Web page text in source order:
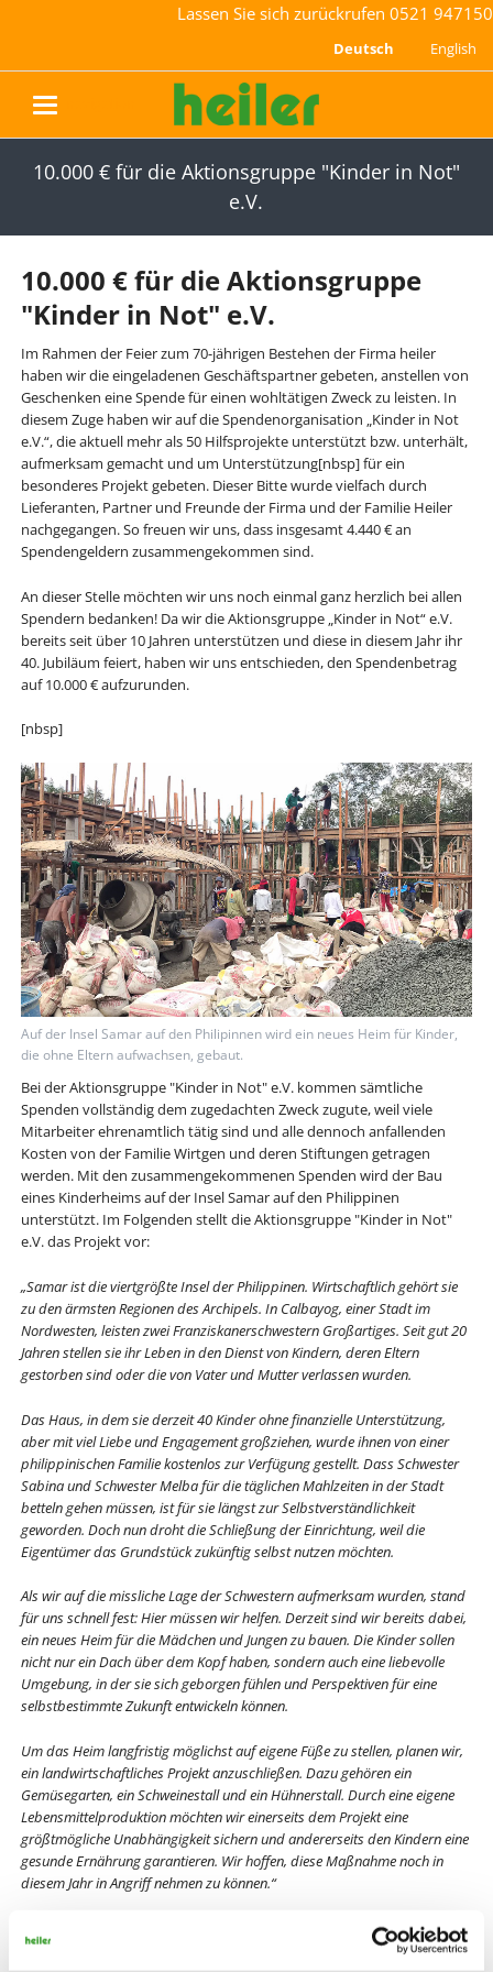
Lassen Sie sich zurückrufen 0521 947150
Deutsch English
10.000 € für die Aktionsgruppe "Kinder in Not"
e.V.
10.000 € für die Aktionsgruppe
"Kinder in Not" e.V.
Im Rahmen der Feier zum 70-jährigen Bestehen der Firma heiler
haben wir die eingeladenen Geschäftspartner gebeten, anstellen von
Geschenken eine Spende für einen wohltätigen Zweck zu leisten. In
diesem Zuge haben wir auf die Spendenorganisation „Kinder in Not
e.V.“, die aktuell mehr als 50 Hilfsprojekte unterstützt bzw. unterhält,
aufmerksam gemacht und um Unterstützung[nbsp] für ein
besonderes Projekt gebeten. Dieser Bitte wurde vielfach durch
Lieferanten, Partner und Freunde der Firma und der Familie Heiler
nachgegangen. So freuen wir uns, dass insgesamt 4.440 € an
Spendengeldern zusammengekommen sind.
An dieser Stelle möchten wir uns noch einmal ganz herzlich bei allen
Spendern bedanken! Da wir die Aktionsgruppe „Kinder in Not“ e.V.
bereits seit über 10 Jahren unterstützen und diese in diesem Jahr ihr
40. Jubiläum feiert, haben wir uns entschieden, den Spendenbetrag
auf 10.000 € aufzurunden.
[nbsp]
Auf der Insel Samar auf den Philipinnen wird ein neues Heim für Kinder,
die ohne Eltern aufwachsen, gebaut.
Bei der Aktionsgruppe "Kinder in Not" e.V. kommen sämtliche
Spenden vollständig dem zugedachten Zweck zugute, weil viele
Mitarbeiter ehrenamtlich tätig sind und alle dennoch anfallenden
Kosten von der Familie Wirtgen und deren Stiftungen getragen
werden. Mit den zusammengekommenen Spenden wird der Bau
eines Kinderheims auf der Insel Samar auf den Philippinen
unterstützt. Im Folgenden stellt die Aktionsgruppe "Kinder in Not"
e.V. das Projekt vor:
„Samar ist die viertgrößte Insel der Philippinen. Wirtschaftlich gehört sie
zu den ärmsten Regionen des Archipels. In Calbayog, einer Stadt im
Nordwesten, leisten zwei Franziskanerschwestern Großartiges. Seit gut 20
Jahren stellen sie ihr Leben in den Dienst von Kindern, deren Eltern
gestorben sind oder die von Vater und Mutter verlassen wurden.
Das Haus, in dem sie derzeit 40 Kinder ohne finanzielle Unterstützung,
aber mit viel Liebe und Engagement großziehen, wurde ihnen von einer
philippinischen Familie kostenlos zur Verfügung gestellt. Dass Schwester
Sabina und Schwester Melba für die täglichen Mahlzeiten in der Stadt
betteln gehen müssen, ist für sie längst zur Selbstverständlichkeit
geworden. Doch nun droht die Schließung der Einrichtung, weil die
Eigentümer das Grundstück zukünftig selbst nutzen möchten.
Als wir auf die missliche Lage der Schwestern aufmerksam wurden, stand
für uns schnell fest: Hier müssen wir helfen. Derzeit sind wir bereits dabei,
ein neues Heim für die Mädchen und Jungen zu bauen. Die Kinder sollen
nicht nur ein Dach über dem Kopf haben, sondern auch eine liebevolle
Umgebung, in der sie sich geborgen fühlen und Perspektiven für eine
selbstbestimmte Zukunft entwickeln können.
Um das Heim langfristig möglichst auf eigene Füße zu stellen, planen wir,
ein landwirtschaftliches Projekt anzuschließen. Dazu gehören ein
Gemüsegarten, ein Schweinestall und ein Hühnerstall. Durch eine eigene
Lebensmittelproduktion möchten wir einerseits dem Projekt eine
größtmögliche Unabhängigkeit sichern und andererseits den Kindern eine
gesunde Ernährung garantieren. Wir hoffen, diese Maßnahme noch in
diesem Jahr in Angriff nehmen zu können.“